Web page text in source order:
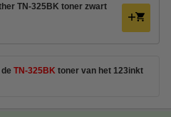
TN-325BK toner zwart
TN-325BK toner van het 123inkt